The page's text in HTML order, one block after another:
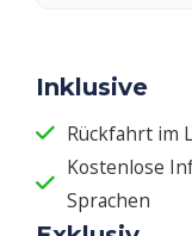
Inklusive
Rückfahrt im
Kostenlose
Sprachen